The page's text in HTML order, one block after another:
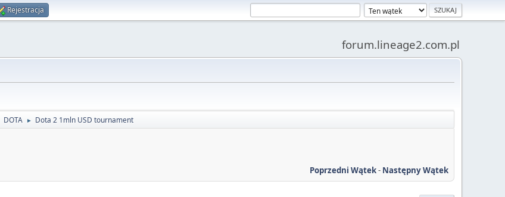
Rejestracja
forum.lineage2.com.pl
DOTA ► Dota 2 1mln USD tournament
Poprzedni Wątek- Następny Wątek